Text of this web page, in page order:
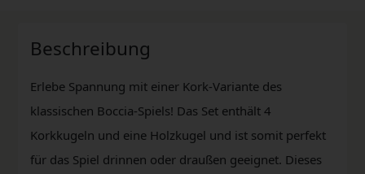
Beschreibung
Erlebe Spannung mit einer Kork-Variante des
klassischen Boccia-Spiels! Das Set enthält 4
Korkkugeln und eine Holzkugel und ist somit perfekt
für das Spiel drinnen oder draußen geeignet. Dieses